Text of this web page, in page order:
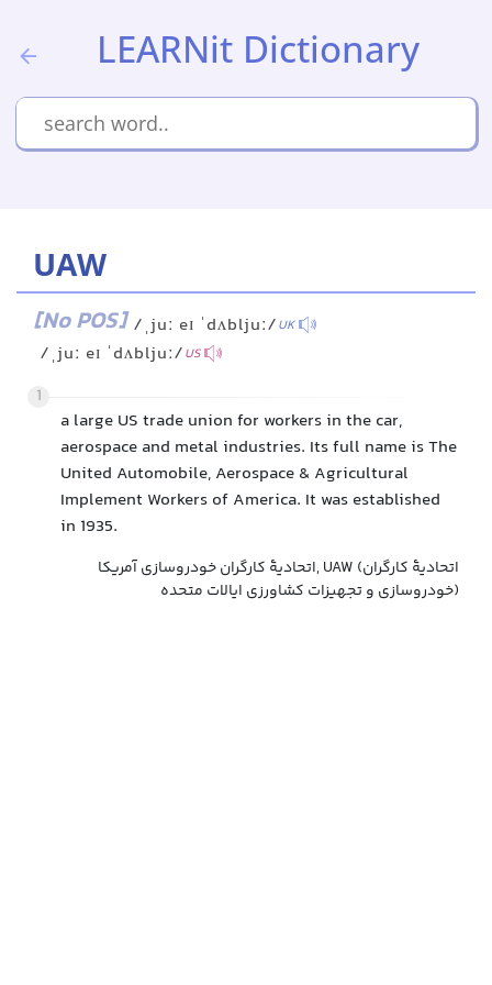
LEARNit Dictionary
UAW
[No POS] /ˌjuː eɪ ˈdʌbljuː/UK
/ˌjuː eɪ ˈdʌbljuː/US
1
a large US trade union for workers in the car,
aerospace and metal industries. Its full name is The
United Automobile, Aerospace & Agricultural
Implement Workers of America. It was established
in 1935.
اتحادیهٔ کارگران خودروسازی آمریکا, UAW (اتحادیهٔ کارگران
خودروسازی و تجهیزات کشاورزی ایالات متحده)